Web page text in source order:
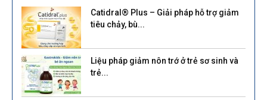
Catidral® Plus – Giải pháp hỗ trợ giảm
tiêu chảy, bù...
Liệu pháp giảm nôn trớ ở trẻ sơ sinh và
trẻ...